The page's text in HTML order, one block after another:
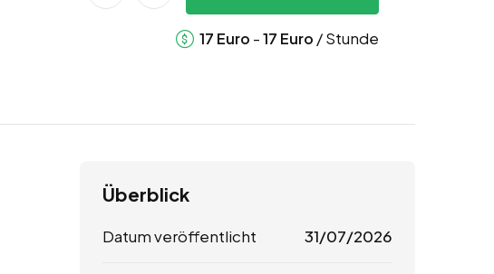
17 Euro -17 Euro / Stunde
Überblick
Datum veröffentlicht 31/07/2026